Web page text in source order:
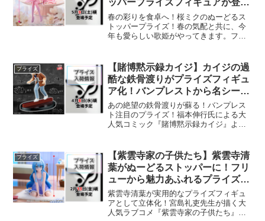
ッパープライズフィギュアが登
場！
春の彩りを食卓へ！桜ミクのぬーどるス
トッパープライズ！春の気配と共に、今
年も愛らしい歌姫がやってきます。フリ
が登場します。カップ麺の蓋を押さえる
という実用性に加え、愛く...
プライズ
【賭博黙示録カイジ】カイジの過
酷な鉄骨渡りがプライズフィギュ
ア化！バンプレストから名シーン
を再現して登場！
あの絶望の鉄骨渡りが蘇る！バンプレス
ト注目のプライズ！福本伸行氏による大
人気コミック『賭博黙示録カイジ』よ
博黙示録カイジ 魔天の地獄・・・・ どこ
でも鉄骨渡り・・・！フ...
プライズ
【紫雲寺家の子供たち】紫雲寺清
葉がぬーどるストッパーに！フリ
ューから魅力あふれるプライズフ
ィギュアが登場！
紫雲寺清葉が実用的なプライズフィギュ
アとして立体化！宮島礼吏先生が描く大
人気ラブコメ『紫雲寺家の子供たち』よ